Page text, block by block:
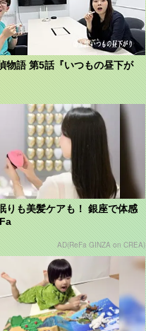
物語 第5話『いつもの昼下が
りも美髪ケアも！ 銀座で体感
AD(ReFa GINZA on CREA)